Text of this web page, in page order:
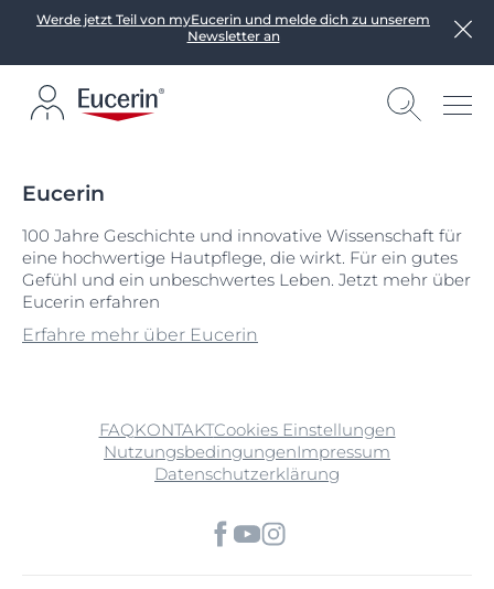
Werde jetzt Teil von myEucerin und melde dich zu unserem
Newsletter an
Eucerin
100 Jahre Geschichte und innovative Wissenschaft für
eine hochwertige Hautpflege, die wirkt. Für ein gutes
Gefühl und ein unbeschwertes Leben. Jetzt mehr über
Eucerin erfahren
Erfahre mehr über Eucerin
FAQKONTAKTCookies Einstellungen
NutzungsbedingungenImpressum
Datenschutzerklärung